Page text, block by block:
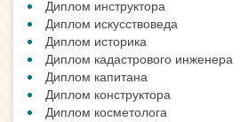
Диплом инструктора
Диплом искусствоведа
Диплом историка
Диплом кадастрового инженера
Диплом капитана
Диплом конструктора
Диплом косметолога